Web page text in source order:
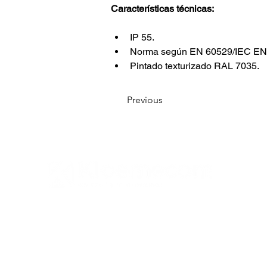
Características técnicas:
IP 55.
Norma según EN 60529/IEC
Pintado texturizado RAL 7035.
Previous